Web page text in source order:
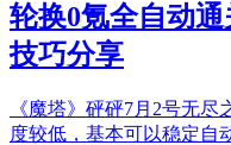
轮换0氪全自动
技巧分享
《魔塔》砰砰7月2号无
度较低，基本可以稳定自